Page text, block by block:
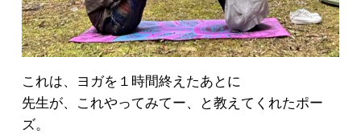
これは、ヨガを１時間終えたあとに
先生が、これやってみてー、と教えてくれたポー
ズ。